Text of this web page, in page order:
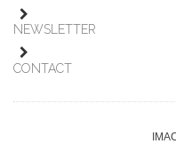
NEWSLETTER
CONTACT